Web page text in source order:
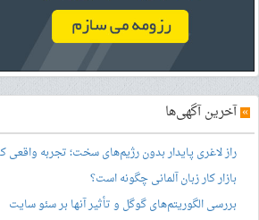
»آخرین آگهی‌ها
راز لاغری پایدار بدون رژیم‌های سخت؛ تجربه واقعی
بازار کار زبان آلمانی چگونه است؟
بررسی الگوریتم‌های گوگل و تأثیر آنها بر سئو سایت